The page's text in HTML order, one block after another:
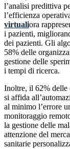
l’analisi predittiva
l’efficienza
virtualiora
i pazienti,
dei pazienti. Gli
58% delle
gestione delle
i tempi di ricerca.
Inoltre, il 62% delle
si affida
al minimo l’errore
monitoraggio
la gestione delle
attenzione del
sanitarie